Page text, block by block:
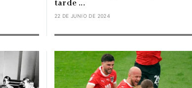
tarde ...
22 DE JUNIO DE 2024